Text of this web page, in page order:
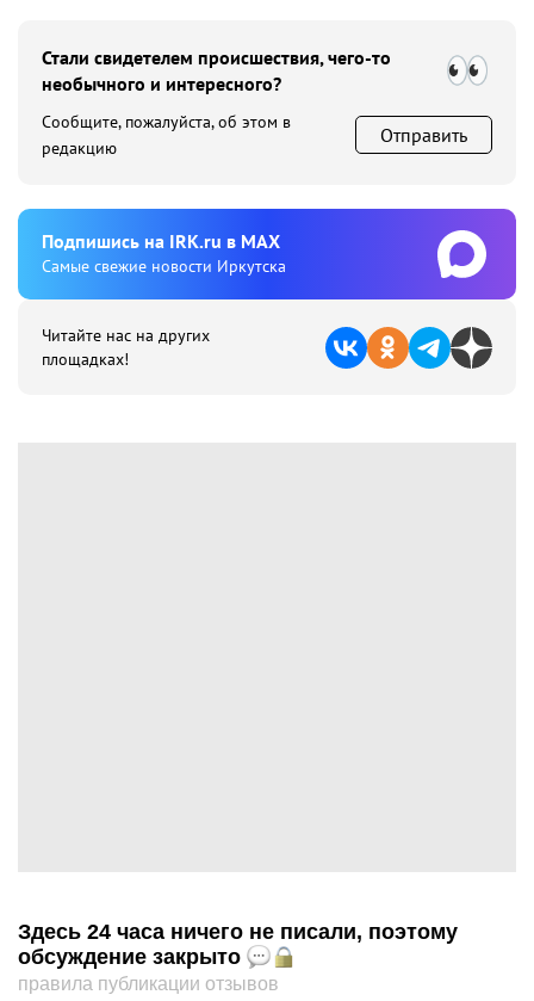
Стали свидетелем происшествия, чего-то
необычного и интересного?
Сообщите, пожалуйста, об этом в
редакцию
Отправить
Подпишиcь на IRK.ru в MAX
Cамые свежие новости Иркутска
Читайте нас на других
площадках!
Здесь 24 часа ничего не писали, поэтому
обсуждение закрыто
правила публикации отзывов